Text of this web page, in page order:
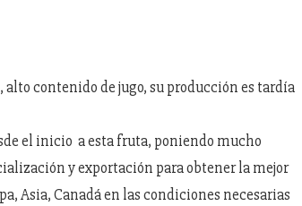
contenido de jugo, su producción es tardía
el inicio a esta fruta, poniendo mucho
y exportación para obtener la mejor
Asia, Canadá en las condiciones necesarias